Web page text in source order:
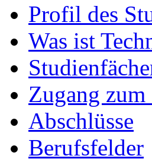
Profil des
Was ist
Zugang
Abschlüsse
Berufsfelder